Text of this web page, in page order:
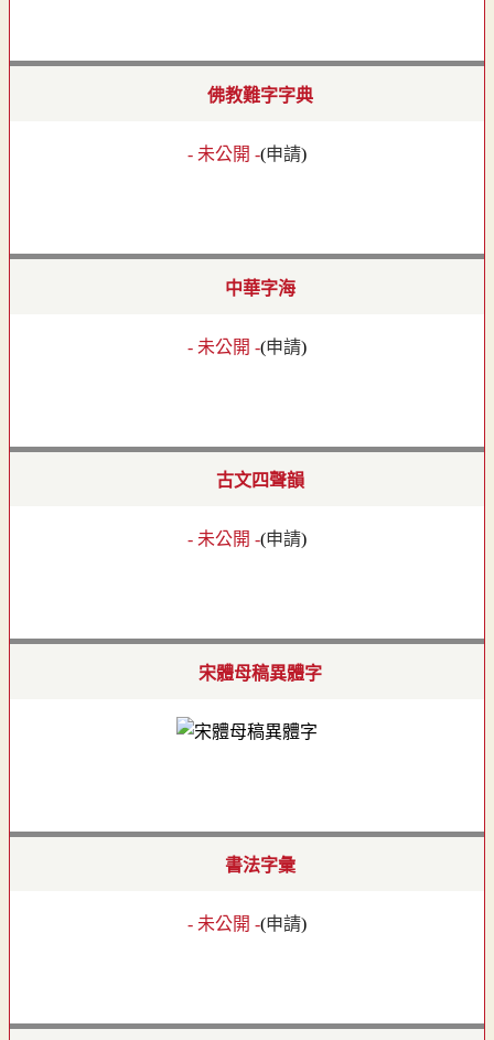
佛教難字字典
- 未公開 -(申請)
中華字海
- 未公開 -(申請)
古文四聲韻
- 未公開 -(申請)
宋體母稿異體字
書法字彙
- 未公開 -(申請)